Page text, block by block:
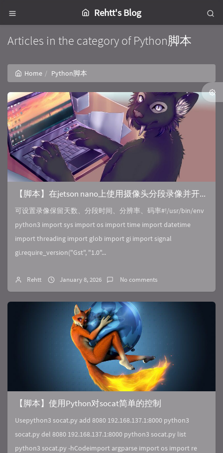
Rehtt's Blog
Articles in the category of Python脚本
Home Python脚本
【脚本】在jetson nano上使用摄像头分段录像并开启端口推流
可设置录像保留天数、分段时间、分辨率、码率#!/usr/bin/env
python3 import sys import os import time import datetime
import threading import glob import gi import signal
gi.require_version("Gst", "1.0"...
Rehtt January 8, 2026 No comments
【脚本】使用Python对socat简单的控制
Usepython3 socat.py add 8080 192.168.137.1:8000 python3
socat.py del 8080 192.168.137.1:8000 python3 socat.py list
python3 socat.py -hCodeimport argparse import os import re